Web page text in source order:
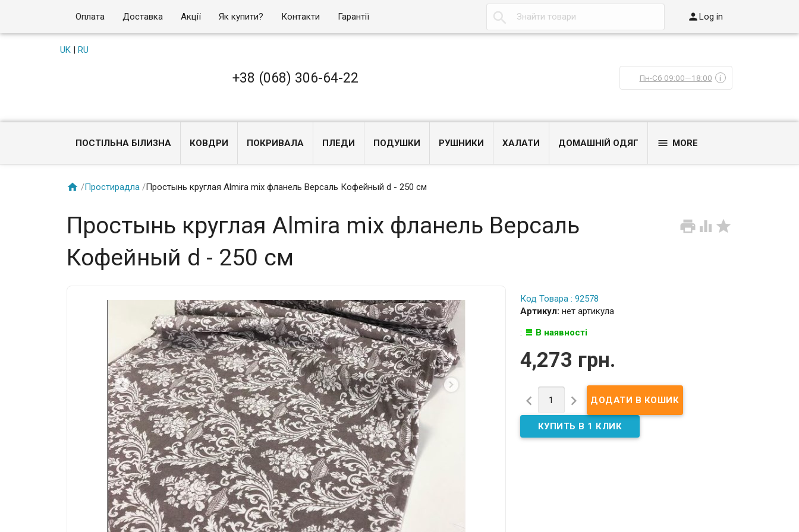
Оплата Доставка Акції Як купити? Контакти Гарантії  Log in
UK| RU
+38 (068) 306-64-22 Пн-Сб 09:00—18:00 i
ПОСТІЛЬНА БІЛИЗНА КОВДРИ ПОКРИВАЛА ПЛЕДИ ПОДУШКИ РУШНИКИ ХАЛАТИ ДОМАШНІЙ ОДЯГ  MORE
 /Простирадла /Простынь круглая Almira mix фланель Версаль Кофейный d - 250 см
  
Простынь круглая Almira mix фланель Версаль
Кофейный d - 250 см
Код Товара : 92578
Артикул: нет артикула
:
В наявності
4,273 грн.
 